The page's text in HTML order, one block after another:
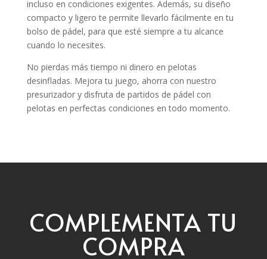
incluso en condiciones exigentes. Además, su diseño
compacto y ligero te permite llevarlo fácilmente en tu
bolso de pádel, para que esté siempre a tu alcance
cuando lo necesites.
No pierdas más tiempo ni dinero en pelotas
desinfladas. Mejora tu juego, ahorra con nuestro
presurizador y disfruta de partidos de pádel con
pelotas en perfectas condiciones en todo momento.
COMPLEMENTA TU
COMPRA